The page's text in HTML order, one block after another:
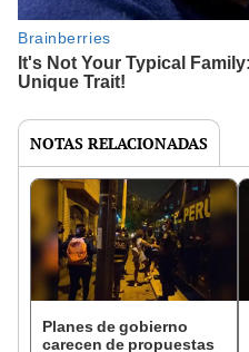
NOTAS RELACIONADAS
Planes de gobierno
carecen de propuestas